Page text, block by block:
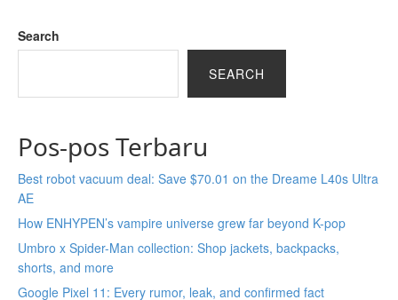
Search
SEARCH
Pos-pos Terbaru
Best robot vacuum deal: Save $70.01 on the Dreame L40s Ultra
AE
How ENHYPEN’s vampire universe grew far beyond K-pop
Umbro x Spider-Man collection: Shop jackets, backpacks,
shorts, and more
Google Pixel 11: Every rumor, leak, and confirmed fact